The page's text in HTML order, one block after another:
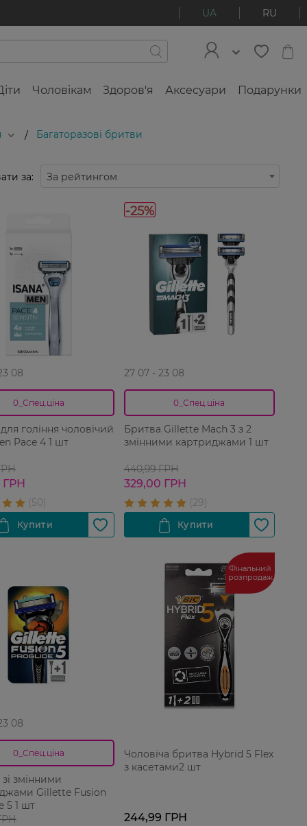
UA RU
Чоловікам Здоров'я Аксесуари Подарунки
/ Багаторазові бритви
за: За рейтингом
08
0_Спец.ціна
гоління чоловічий
Pace 4 1 шт
ГРН
-25%
27 07 - 23 08
0_Спец.ціна
Бритва Gillette Mach 3 з 2
змінними картриджами 1 шт
440,99 ГРН
329,00 ГРН
08
0_Спец.ціна
змінними
Gillette Fusion
5 1 шт
Фінальний
розпродаж
Чоловіча бритва Hybrid 5 Flex
з касетами2 шт
244,99 ГРН